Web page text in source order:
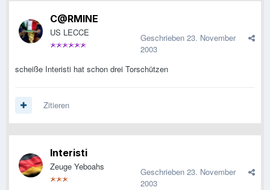
C@RMINE
US LECCE Geschrieben 23. November
2003
scheiße Interisti hat schon drei Torschützen
Zitieren
Interisti
Zeuge Yeboahs Geschrieben 23. November
2003